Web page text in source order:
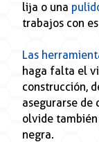
lija o una
trabajos con
Las
haga falta el
construcción,
asegurarse de
olvide
negra.